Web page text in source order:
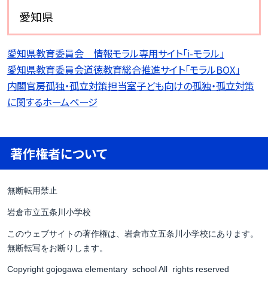
愛知県
愛知県教育委員会 情報モラル専用サイト「i-モラル」
愛知県教育委員会道徳教育総合推進サイト「モラルBOX」
内閣官房孤独・孤立対策担当室子ども向けの孤独・孤立対策
に関するホームページ
著作権者について
無断転用禁止
岩倉市立五条川小学校
このウェブサイトの著作権は、岩倉市立五条川小学校にあります。
無断転写をお断りします。
Copyright gojogawa elementary school All rights reserved